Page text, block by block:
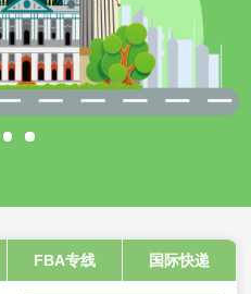
FBA专线 国际快递